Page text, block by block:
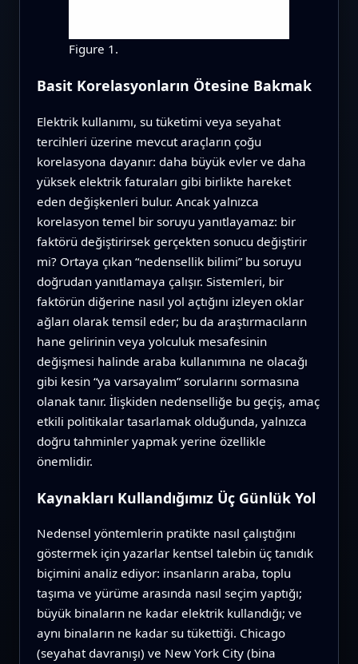
Figure 1.
Basit Korelasyonların Ötesine Bakmak
Elektrik kullanımı, su tüketimi veya seyahat
tercihleri üzerine mevcut araçların çoğu
korelasyona dayanır: daha büyük evler ve daha
yüksek elektrik faturaları gibi birlikte hareket
eden değişkenleri bulur. Ancak yalnızca
korelasyon temel bir soruyu yanıtlayamaz: bir
faktörü değiştirirsek gerçekten sonucu değiştirir
mi? Ortaya çıkan “nedensellik bilimi” bu soruyu
doğrudan yanıtlamaya çalışır. Sistemleri, bir
faktörün diğerine nasıl yol açtığını izleyen oklar
ağları olarak temsil eder; bu da araştırmacıların
hane gelirinin veya yolculuk mesafesinin
değişmesi halinde araba kullanımına ne olacağı
gibi kesin “ya varsayalım” sorularını sormasına
olanak tanır. İlişkiden nedenselliğe bu geçiş, amaç
etkili politikalar tasarlamak olduğunda, yalnızca
doğru tahminler yapmak yerine özellikle
önemlidir.
Kaynakları Kullandığımız Üç Günlük Yol
Nedensel yöntemlerin pratikte nasıl çalıştığını
göstermek için yazarlar kentsel talebin üç tanıdık
biçimini analiz ediyor: insanların araba, toplu
taşıma ve yürüme arasında nasıl seçim yaptığı;
büyük binaların ne kadar elektrik kullandığı; ve
aynı binaların ne kadar su tükettiği. Chicago
(seyahat davranışı) ve New York City (bina